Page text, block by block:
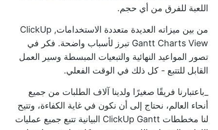
اللعبة للفرق من أي حجم.
من بين ميزاته العديدة متعددة الاستخدامات, ClickUp
Gantt Charts View تبرز لأسباب واضحة. فكر في
تصور المواعيد النهائية والتبعيات المبسطة وسير العمل
القابل للتتبع - كل ذلك في الوقت الفعلي.
_باعتبارنا فريقًا صغيرًا ولدينا آلاف الطلبات من جميع
أنحاء العالم، نحتاج إلى أن نكون في غاية الكفاءة، وتتيح
لنا مخططات ClickUp Gantt البيانية تتبع جميع عمليات